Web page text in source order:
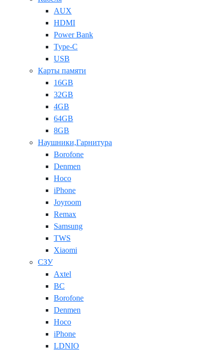
AUX
HDMI
Power Bank
Type-C
USB
Карты памяти
16GB
32GB
4GB
64GB
8GB
Наушники,Гарнитура
Borofone
Denmen
Hoco
iPhone
Joyroom
Remax
Samsung
TWS
Xiaomi
СЗУ
Axtel
BC
Borofone
Denmen
Hoco
iPhone
LDNIO